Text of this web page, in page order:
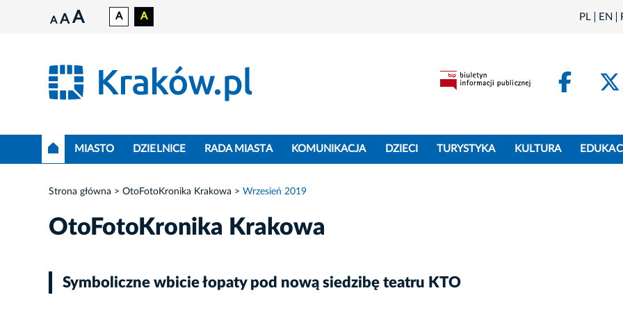
A A A A A PL EN
MIASTO DZIELNICE RADA MIASTA KOMUNIKACJA DZIECI TURYSTYKA KULTURA
Strona główna OtoFotoKronika Krakowa Wrzesień 2019
OtoFotoKronika Krakowa
Symboliczne wbicie łopaty pod nową siedzibę teatru KTO